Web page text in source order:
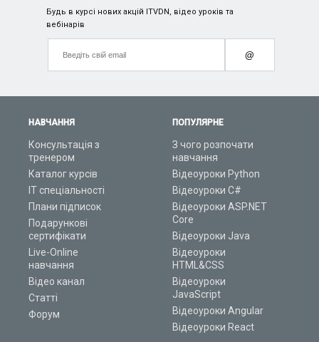
НАВЧАННЯ
Консультація з
тренером
Каталог курсів
ІТ спеціальності
Плани підписок
Подарункові
сертифікати
Live-Online
навчання
Відео канал
Статті
Форум
ПОПУЛЯРНЕ
З чого розпочати
навчання
Відеоуроки Python
Відеоуроки C#
Відеоуроки ASP.NET
Core
Відеоуроки Java
Відеоуроки
HTML&CSS
Відеоуроки
JavaScript
Відеоуроки Angular
Відеоуроки React
Будь в курсі нових акцій ITVDN, відео уроків та
вебінарів
@